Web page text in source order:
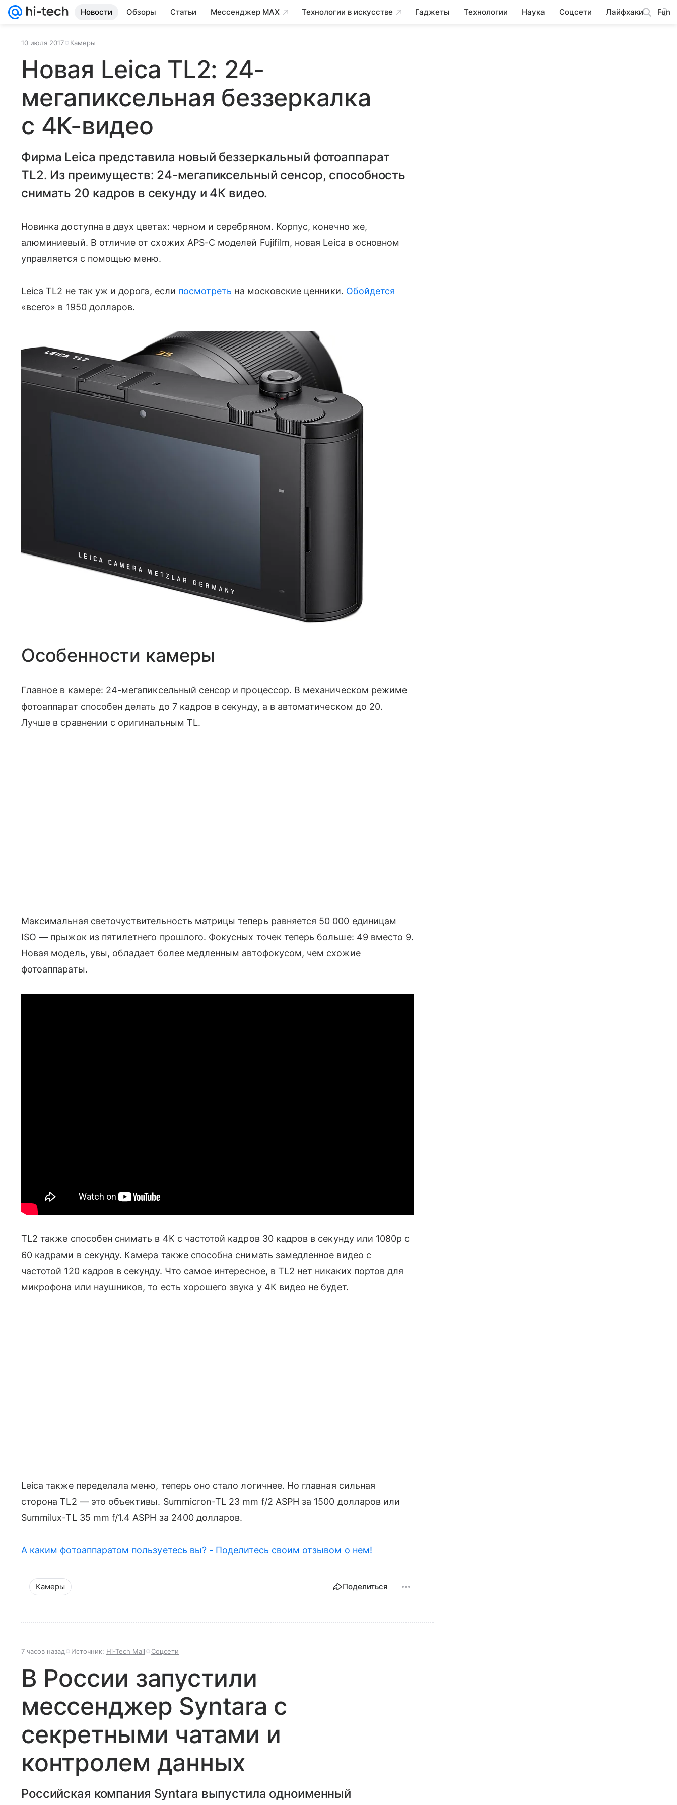
Новости Обзоры Статьи Мессенджер MAX Технологии в искусстве Гаджеты Технологии Наука Соцсети Лайфхаки Fun
10 июля 2017 Камеры
Новая Leica TL2: 24-
мегапиксельная беззеркалка
с 4К-видео
Фирма Leica представила новый беззеркальный фотоаппарат
TL2. Из преимуществ: 24-мегапиксельный сенсор, способность
снимать 20 кадров в секунду и 4К видео.
Новинка доступна в двух цветах: черном и серебряном. Корпус, конечно же,
алюминиевый. В отличие от схожих APS-C моделей Fujifilm, новая Leica в основном
управляется с помощью меню.
Leica TL2 не так уж и дорога, если посмотреть на московские ценники. Обойдется
«всего» в 1950 долларов.
Особенности камеры
Главное в камере: 24-мегапиксельный сенсор и процессор. В механическом режиме
фотоаппарат способен делать до 7 кадров в секунду, а в автоматическом до 20.
Лучше в сравнении с оригинальным TL.
Максимальная светочуствительность матрицы теперь равняется 50 000 единицам
ISO — прыжок из пятилетнего прошлого. Фокусных точек теперь больше: 49 вместо 9.
Новая модель, увы, обладает более медленным автофокусом, чем схожие
фотоаппараты.
TL2 также способен снимать в 4К с частотой кадров 30 кадров в секунду или 1080p с
60 кадрами в секунду. Камера также способна снимать замедленное видео с
частотой 120 кадров в секунду. Что самое интересное, в TL2 нет никаких портов для
микрофона или наушников, то есть хорошего звука у 4К видео не будет.
Leica также переделала меню, теперь оно стало логичнее. Но главная сильная
сторона TL2 — это объективы. Summicron-TL 23 mm f/2 ASPH за 1500 долларов или
Summilux-TL 35 mm f/1.4 ASPH за 2400 долларов.
А каким фотоаппаратом пользуетесь вы? - Поделитесь своим отзывом о нем!
Камеры Поделиться
7 часов назад Источник: Hi-Tech Mail Соцсети
В России запустили
мессенджер Syntara с
секретными чатами и
контролем данных
Российская компания Syntara выпустила одноименный